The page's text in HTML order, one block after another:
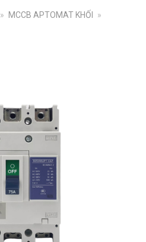
» MCCB APTOMAT KHỐI »